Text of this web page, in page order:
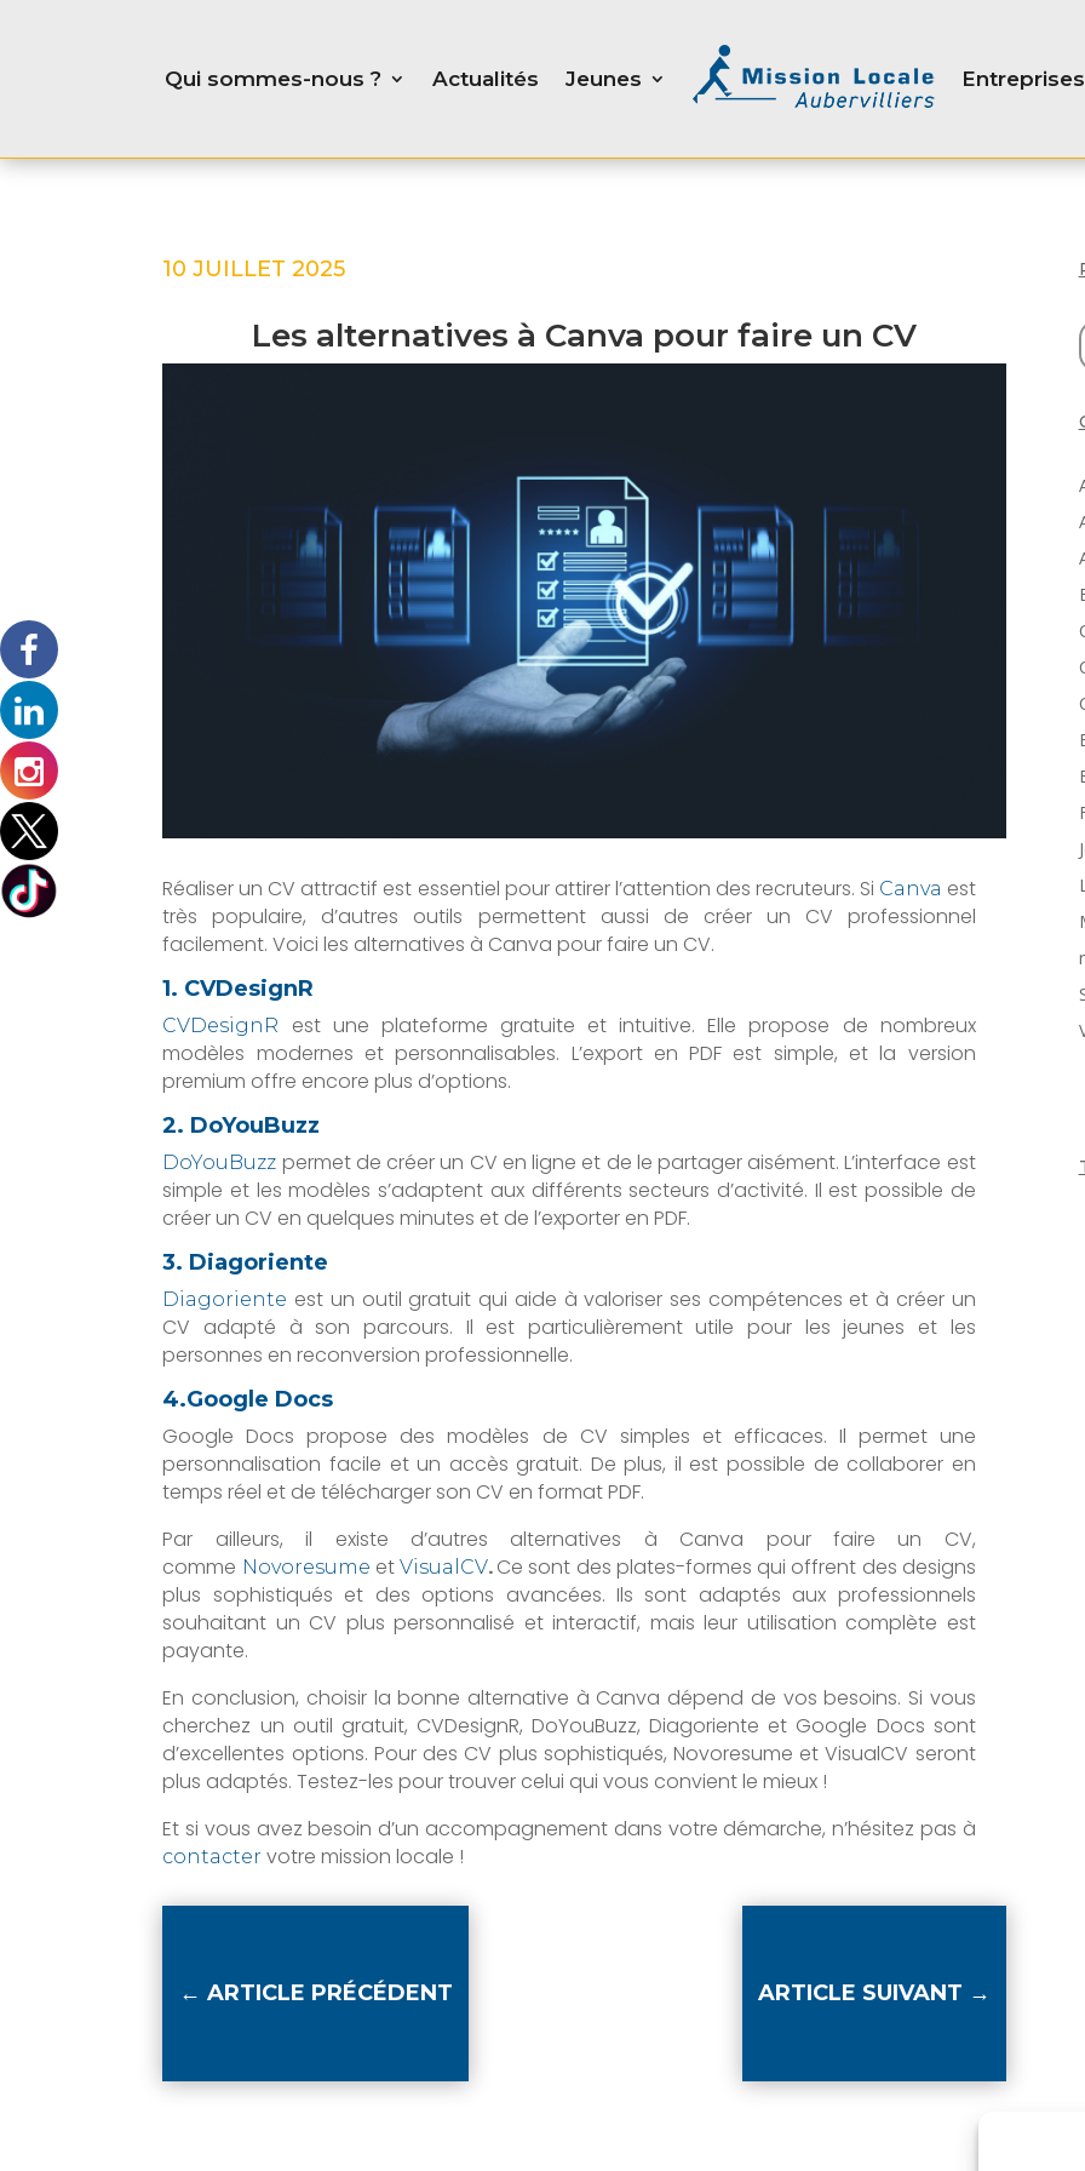
Qui sommes-nous ? Actualités Jeunes Entreprises
10 JUILLET 2025
Les alternatives à Canva pour faire un CV
Réaliser un CV attractif est essentiel pour attirer l’attention des recruteurs. Si Canva est
très populaire, d’autres outils permettent aussi de créer un CV professionnel
facilement. Voici les alternatives à Canva pour faire un CV.
1. CVDesignR
CVDesignR est une plateforme gratuite et intuitive. Elle propose de nombreux
modèles modernes et personnalisables. L’export en PDF est simple, et la version
premium offre encore plus d’options.
2. DoYouBuzz
DoYouBuzz permet de créer un CV en ligne et de le partager aisément. L’interface est
simple et les modèles s’adaptent aux différents secteurs d’activité. Il est possible de
créer un CV en quelques minutes et de l’exporter en PDF.
3. Diagoriente
Diagoriente est un outil gratuit qui aide à valoriser ses compétences et à créer un
CV adapté à son parcours. Il est particulièrement utile pour les jeunes et les
personnes en reconversion professionnelle.
4.Google Docs
Google Docs propose des modèles de CV simples et efficaces. Il permet une
personnalisation facile et un accès gratuit. De plus, il est possible de collaborer en
temps réel et de télécharger son CV en format PDF.
Par ailleurs, il existe d’autres alternatives à Canva pour faire un CV,
comme Novoresume etVisualCV.Ce sont des plates-formes qui offrent des designs
plus sophistiqués et des options avancées. Ils sont adaptés aux professionnels
souhaitant un CV plus personnalisé et interactif, mais leur utilisation complète est
payante.
En conclusion, choisir la bonne alternative à Canva dépend de vos besoins. Si vous
cherchez un outil gratuit, CVDesignR, DoYouBuzz, Diagoriente et Google Docs sont
d’excellentes options. Pour des CV plus sophistiqués, Novoresume et VisualCV seront
plus adaptés. Testez-les pour trouver celui qui vous convient le mieux !
Et si vous avez besoin d’un accompagnement dans votre démarche, n’hésitez pas à
contactervotre mission locale !
← ARTICLE PRÉCÉDENT ARTICLE SUIVANT →